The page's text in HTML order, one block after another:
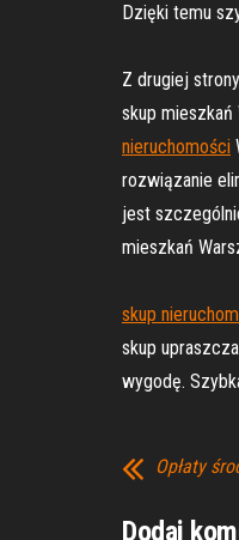
Dzięki temu
Z drugiej
skup
nieruchomości
rozwiązanie
jest
mieszkań
skup
skup
wygodę.
Opłaty
Dodaj